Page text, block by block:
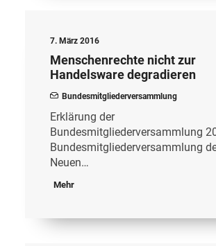
7. März 2016
Menschenrechte nicht zur
Handelsware degradieren
Bundesmitgliederversammlung
Erklärung der
Bundesmitgliederversammlung
Bundesmitgliederversammlung
Neuen…
Mehr